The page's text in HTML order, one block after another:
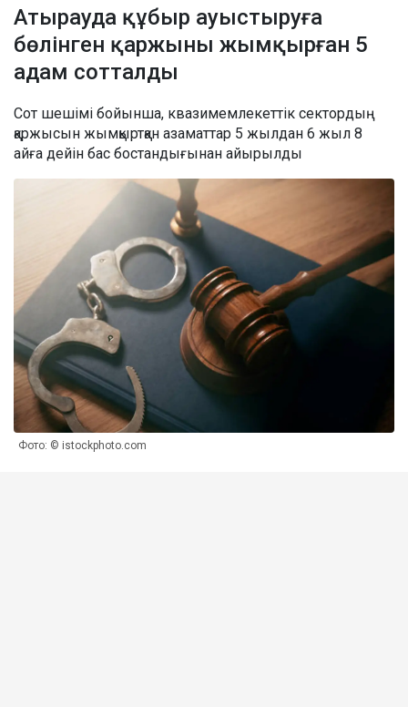
Атырауда құбыр ауыстыруға
бөлінген қаржыны жымқырған 5
адам сотталды
Сот шешімі бойынша, квазимемлекеттік сектордың
қаржысын жымқыртқан азаматтар 5 жылдан 6 жыл 8
айға дейін бас бостандығынан айырылды
Фото: © istockphoto.com